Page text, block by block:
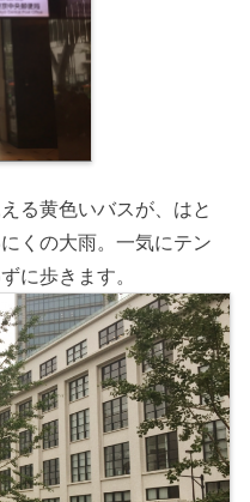
る黄色いバスが、はと
くの大雨。一気にテン
に歩きます。